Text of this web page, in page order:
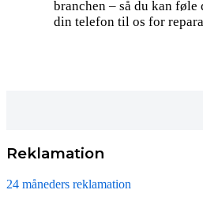
branchen – så du kan
din telefon til os for
Reklamation
24 måneders reklamation